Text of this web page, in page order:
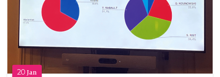
20 Jan